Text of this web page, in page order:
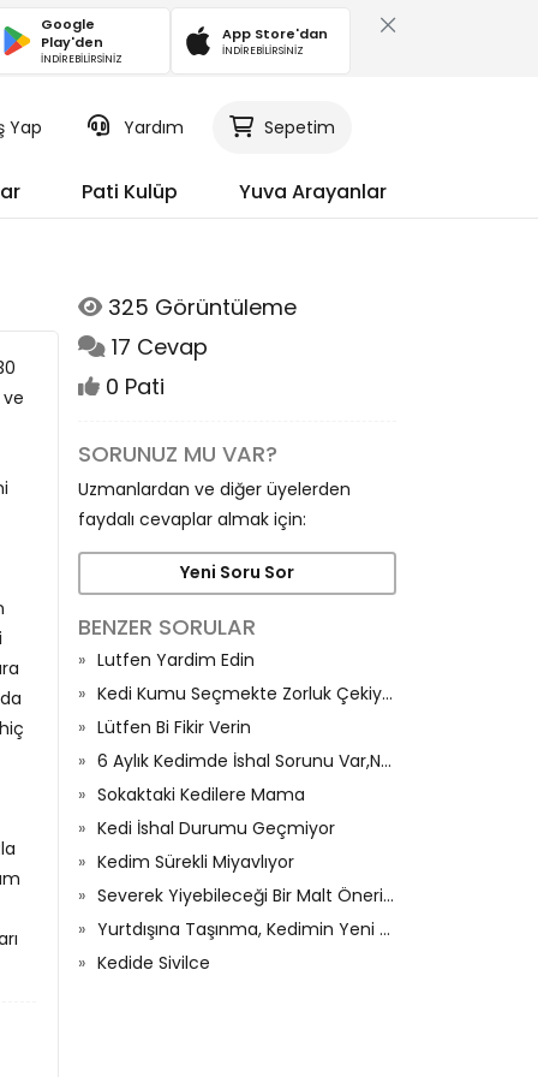
Google
Play'den
İNDİREBİLİRSİNİZ
App Store'dan
İNDİREBİLİRSİNİZ
Yap Yardım Sepetim
Pati Kulüp Yuva Arayanlar
325 Görüntüleme
17 Cevap
0 Pati
SORUNUZ MU VAR?
Uzmanlardan ve diğer üyelerden
faydalı cevaplar almak için:
Yeni Soru Sor
BENZER SORULAR
Lutfen Yardim Edin
Kedi Kumu Seçmekte Zorluk Çekiyorum
Lütfen Bi Fikir Verin
6 Aylık Kedimde İshal Sorunu Var,Neden Olur?
Sokaktaki Kedilere Mama
Kedi İshal Durumu Geçmiyor
Kedim Sürekli Miyavlıyor
Severek Yiyebileceği Bir Malt Önerisi Olan Var Mı
Yurtdışına Taşınma, Kedimin Yeni Düzenine Alışma Süreci Ve İştahı
Kedide Sivilce